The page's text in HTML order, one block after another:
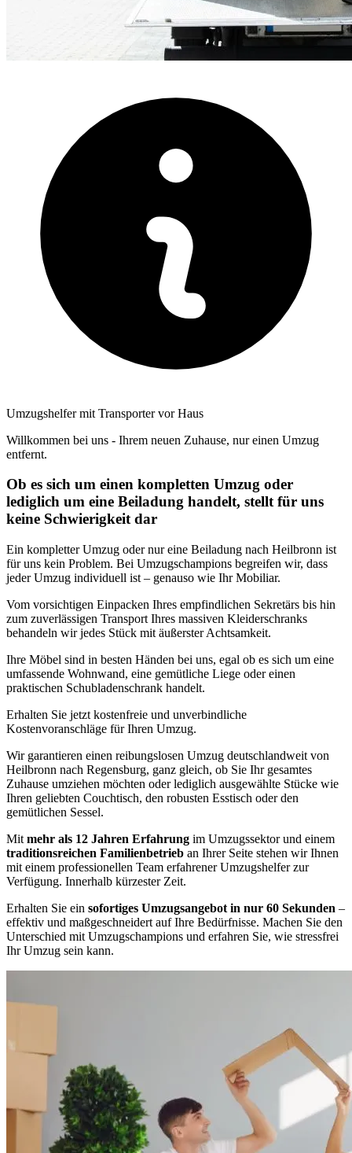
Umzugshelfer mit Transporter vor Haus
Willkommen bei uns - Ihrem neuen Zuhause, nur einen Umzug
entfernt.
Ob es sich um einen kompletten Umzug oder
lediglich um eine Beiladung handelt, stellt für uns
keine Schwierigkeit dar
Ein kompletter Umzug oder nur eine Beiladung nach Heilbronn ist
für uns kein Problem. Bei Umzugschampions begreifen wir, dass
jeder Umzug individuell ist – genauso wie Ihr Mobiliar.
Vom vorsichtigen Einpacken Ihres empfindlichen Sekretärs bis hin
zum zuverlässigen Transport Ihres massiven Kleiderschranks
behandeln wir jedes Stück mit äußerster Achtsamkeit.
Ihre Möbel sind in besten Händen bei uns, egal ob es sich um eine
umfassende Wohnwand, eine gemütliche Liege oder einen
praktischen Schubladenschrank handelt.
Erhalten Sie jetzt kostenfreie und unverbindliche
Kostenvoranschläge für Ihren Umzug.
Wir garantieren einen reibungslosen Umzug deutschlandweit von
Heilbronn nach Regensburg, ganz gleich, ob Sie Ihr gesamtes
Zuhause umziehen möchten oder lediglich ausgewählte Stücke wie
Ihren geliebten Couchtisch, den robusten Esstisch oder den
gemütlichen Sessel.
Mit mehr als 12 Jahren Erfahrung im Umzugssektor und einem
traditionsreichen Familienbetrieb an Ihrer Seite stehen wir Ihnen
mit einem professionellen Team erfahrener Umzugshelfer zur
Verfügung. Innerhalb kürzester Zeit.
Erhalten Sie ein sofortiges Umzugsangebot in nur 60 Sekunden –
effektiv und maßgeschneidert auf Ihre Bedürfnisse. Machen Sie den
Unterschied mit Umzugschampions und erfahren Sie, wie stressfrei
Ihr Umzug sein kann.